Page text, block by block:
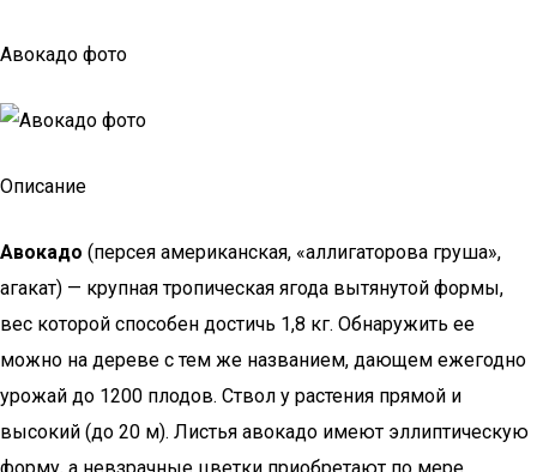
Авокадо фото
Описание
Авокадо (персея американская, «аллигаторова груша»,
агакат) — крупная тропическая ягода вытянутой формы,
вес которой способен достичь 1,8 кг. Обнаружить ее
можно на дереве с тем же названием, дающем ежегодно
урожай до 1200 плодов. Ствол у растения прямой и
высокий (до 20 м). Листья авокадо имеют эллиптическую